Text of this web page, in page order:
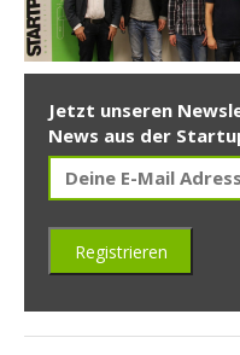
Jetzt unseren
News aus der